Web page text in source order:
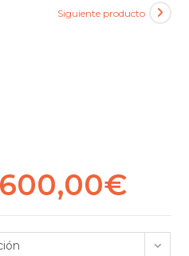
Siguiente producto
600,00€